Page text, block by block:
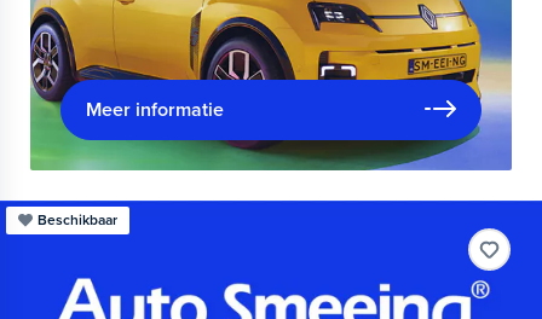
Meer informatie
Beschikbaar